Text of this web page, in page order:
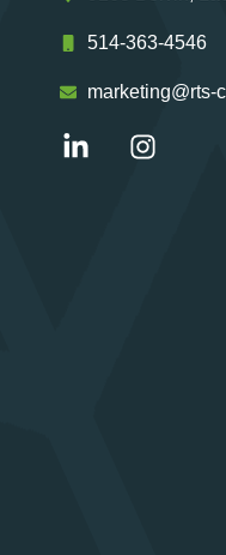
514-363-4546
marketing@rts-